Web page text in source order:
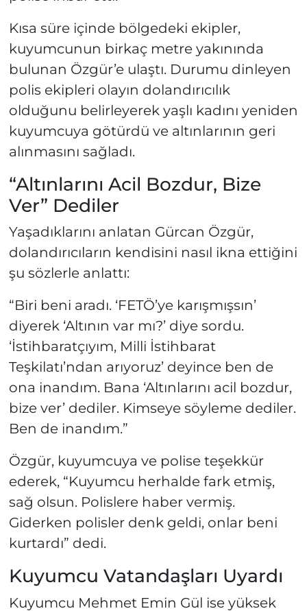
Kısa süre içinde bölgedeki ekipler,
kuyumcunun birkaç metre yakınında
bulunan Özgür’e ulaştı. Durumu dinleyen
polis ekipleri olayın dolandırıcılık
olduğunu belirleyerek yaşlı kadını yeniden
kuyumcuya götürdü ve altınlarının geri
alınmasını sağladı.
“Altınlarını Acil Bozdur, Bize
Ver” Dediler
Yaşadıklarını anlatan Gürcan Özgür,
dolandırıcıların kendisini nasıl ikna ettiğini
şu sözlerle anlattı:
“Biri beni aradı. ‘FETÖ’ye karışmışsın’
diyerek ‘Altının var mı?’ diye sordu.
‘İstihbaratçıyım, Milli İstihbarat
Teşkilatı’ndan arıyoruz’ deyince ben de
ona inandım. Bana ‘Altınlarını acil bozdur,
bize ver’ dediler. Kimseye söyleme dediler.
Ben de inandım.”
Özgür, kuyumcuya ve polise teşekkür
ederek, “Kuyumcu herhalde fark etmiş,
sağ olsun. Polislere haber vermiş.
Giderken polisler denk geldi, onlar beni
kurtardı” dedi.
Kuyumcu Vatandaşları Uyardı
Kuyumcu Mehmet Emin Gül ise yüksek